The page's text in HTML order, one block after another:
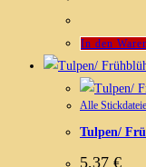
In den
Alle
Tulpen/
5,37 €